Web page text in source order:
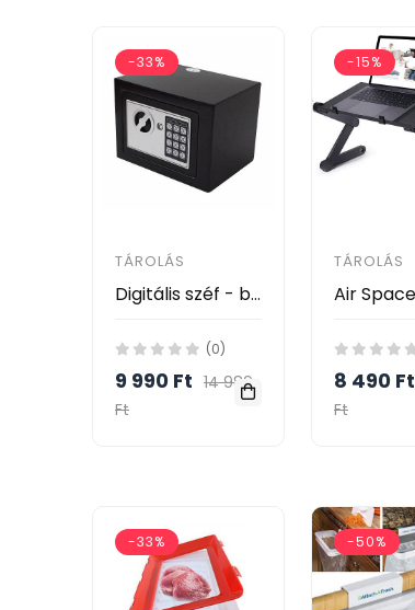
-33%
TÁROLÁS
Digitális széf - bútorszéf
(0)
9 990 Ft 14 989
Ft
-15%
TÁROLÁS
8 490 Ft
Ft
-33% -50%